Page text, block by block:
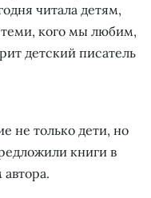
читала детям,
теми, кого мы любим,
детский писатель
не только дети, но
книги в